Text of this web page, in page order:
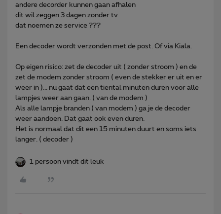
andere decorder kunnen gaan afhalen
dit wil zeggen 3 dagen zonder tv
dat noemen ze service ???
Een decoder wordt verzonden met de post. Of via Kiala.
Op eigen risico: zet de decoder uit ( zonder stroom ) en de
zet de modem zonder stroom ( even de stekker er uit en er
weer in )... nu gaat dat een tiental minuten duren voor alle
lampjes weer aan gaan. ( van de modem )
Als alle lampje branden ( van modem ) ga je de decoder
weer aandoen. Dat gaat ook even duren.
Het is normaal dat dit een 15 minuten duurt en soms iets
langer. ( decoder )
1 persoon vindt dit leuk